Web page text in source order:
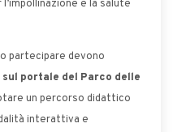
e la salute
partecipare devono
portale del Parco delle
un percorso didattico
interattiva e